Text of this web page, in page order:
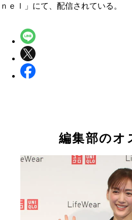
ｎｅｌ」にて、配信されている。
編集部のオ